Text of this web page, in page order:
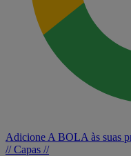
Adicione A BOLA às suas
// Capas //